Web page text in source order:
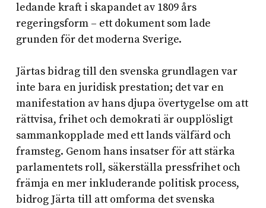
ledande kraft i skapandet av 1809 års
regeringsform – ett dokument som lade
grunden för det moderna Sverige.
Järtas bidrag till den svenska grundlagen var
inte bara en juridisk prestation; det var en
manifestation av hans djupa övertygelse om att
rättvisa, frihet och demokrati är oupplösligt
sammankopplade med ett lands välfärd och
framsteg. Genom hans insatser för att stärka
parlamentets roll, säkerställa pressfrihet och
främja en mer inkluderande politisk process,
bidrog Järta till att omforma det svenska